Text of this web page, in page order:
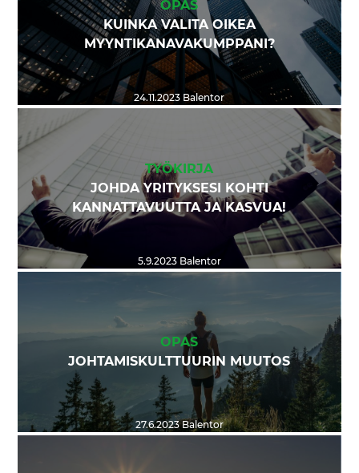
OPAS
KUINKA VALITA OIKEA
MYYNTIKANAVAKUMPPANI?
24.11.2023 Balentor
TYÖKIRJA
JOHDA YRITYKSESI KOHTI
KANNATTAVUUTTA JA KASVUA!
5.9.2023Balentor
OPAS
JOHTAMISKULTTUURIN MUUTOS
27.6.2023Balentor